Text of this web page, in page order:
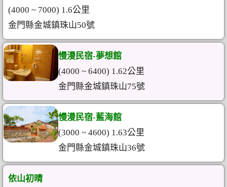
(4000 ~ 7000) 1.6公里
金門縣金城鎮珠山50號
慢漫民宿-夢想館
(4000 ~ 6400) 1.62公里
金門縣金城鎮珠山75號
慢漫民宿-藍海館
(3000 ~ 4600) 1.63公里
金門縣金城鎮珠山36號
依山初晴